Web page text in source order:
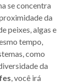
se concentra
da
peixes, algas e
tempo,
como
da
, você irá